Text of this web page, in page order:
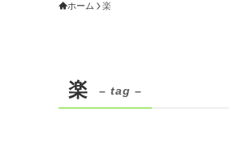
ホーム 楽
楽 – tag –